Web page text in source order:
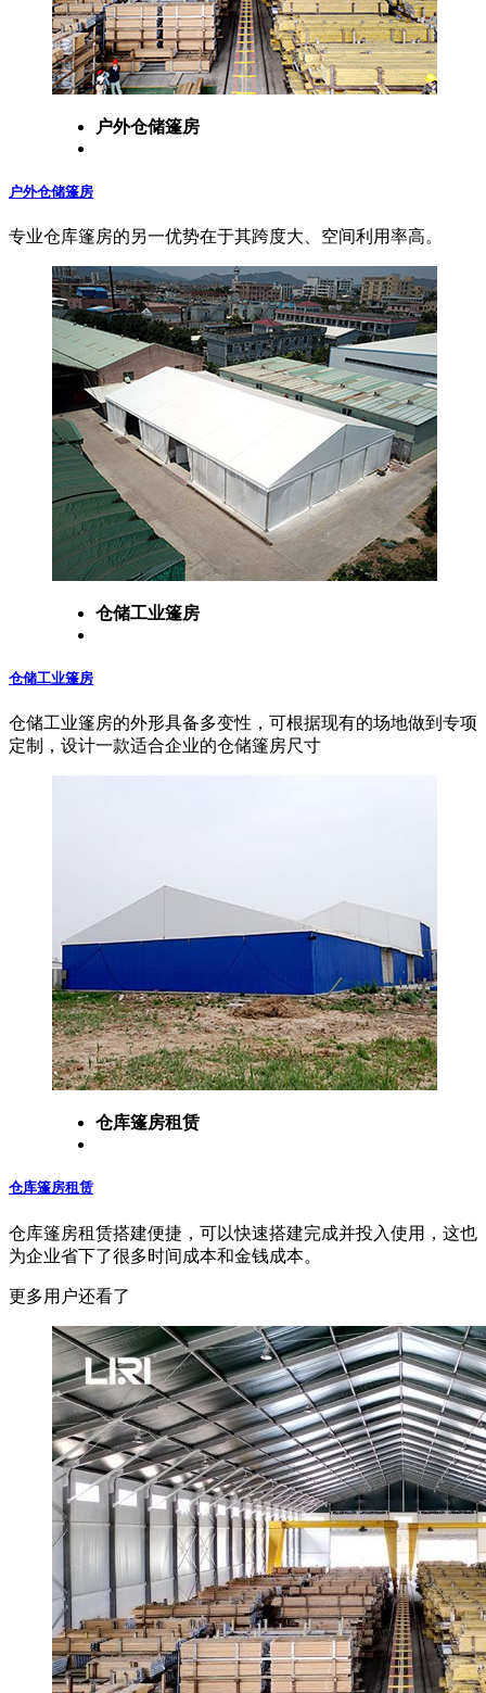
户外仓储篷房
户外仓储篷房
专业仓库篷房的另一优势在于其跨度大、空间利用率高。
仓储工业篷房
仓储工业篷房
仓储工业篷房的外形具备多变性，可根据现有的场地做到专项
定制，设计一款适合企业的仓储篷房尺寸
仓库篷房租赁
仓库篷房租赁
仓库篷房租赁搭建便捷，可以快速搭建完成并投入使用，这也
为企业省下了很多时间成本和金钱成本。
更多用户还看了